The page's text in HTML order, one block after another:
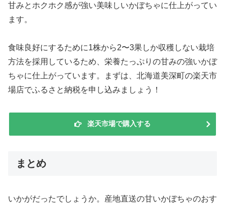
甘みとホクホク感が強い美味しいかぼちゃに仕上がってい
ます。
食味良好にするために1株から2〜3果しか収穫しない栽培
方法を採用しているため、栄養たっぷりの甘みの強いかぼ
ちゃに仕上がっています。まずは、北海道美深町の楽天市
場店でふるさと納税を申し込みましょう！
楽天市場で購入する
まとめ
いかがだったでしょうか。産地直送の甘いかぼちゃのおす